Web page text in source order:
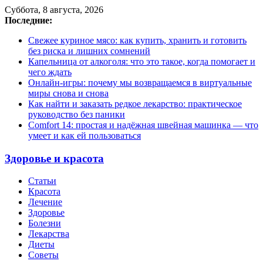
Суббота, 8 августа, 2026
Последние:
Свежее куриное мясо: как купить, хранить и готовить
без риска и лишних сомнений
Капельница от алкоголя: что это такое, когда помогает и
чего ждать
Онлайн-игры: почему мы возвращаемся в виртуальные
миры снова и снова
Как найти и заказать редкое лекарство: практическое
руководство без паники
Comfort 14: простая и надёжная швейная машинка — что
умеет и как ей пользоваться
Здоровье и красота
Статьи
Красота
Лечение
Здоровье
Болезни
Лекарства
Диеты
Советы